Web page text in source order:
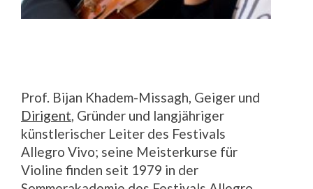
Prof. Bijan Khadem-Missagh, Geiger und
Dirigent, Gründer und langjähriger
künstlerischer Leiter des Festivals
Allegro Vivo; seine Meisterkurse für
Violine finden seit 1979 in der